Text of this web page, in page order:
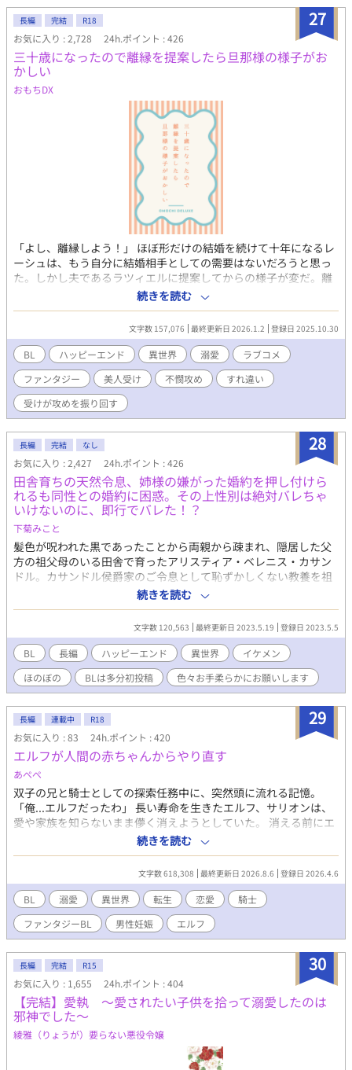
27
長編 完結 R18
お気に入り : 2,728 24h.ポイント : 426
三十歳になったので離縁を提案したら旦那様の様子がお
かしい
おもちDX
「よし、離縁しよう！」 ほぼ形だけの結婚を続けて十年になるレ
ーシュは、もう自分に結婚相手としての需要はないだろうと思っ
た。しかし夫であるラツィエルに提案してからの様子が変だ。離
縁してあげた方が、彼も自由になれると思うのだけど……？ 一方
仕事では国を揺るがす事件の調査が始まり、初めて騎士である夫
とバディを組んで任務につく。ナンパされたり、事件に巻き込ま
れたり。そのたびにレーシュはラツィエルに助けられ、気持ちの
変化が訪れる。 無自覚美人の受けが、愛のない結婚をした攻めと
の関係を見直そうとするドタバタラブコメディ。たまにシリア
ス。 一途な騎士でずっと妻を守ってるけど全く興味を持たれない
不憫な夫×見た目にも他人の評価にも興味なし、周囲を振り回し
ているけど仕事には真面目な妻 ※妊娠出産表現はないですが、子
続きを読む
文字数 157,076 最終更新日 2026.1.2 登録日 2025.10.30
BL ハッピーエンド 異世界 溺愛
ラブコメ
ファンタジー
美人受け 不憫攻め
すれ違い
受けが攻めを振り回す
28
長編 完結 なし
お気に入り : 2,427 24h.ポイント : 426
田舎育ちの天然令息、姉様の嫌がった婚約を押し付けら
れるも同性との婚約に困惑。その上性別は絶対バレちゃ
いけないのに、即行でバレた！？
下菊みこと
髪色が呪われた黒であったことから両親から疎まれ、隠居した父
方の祖父母のいる田舎で育ったアリスティア・ベレニス・カサン
ドル。カサンドル侯爵家のご令息として恥ずかしくない教養を祖
父母の教えの元身につけた…のだが、農作業の手伝いの方が貴族
として過ごすより好き。 そんなアリスティア十八歳に急な婚約が
持ち上がった。アリスティアの双子の姉、アナイス・セレスト・
カサンドル。アリスティアとは違い金の御髪の彼女は侯爵家で大
変かわいがられていた。そんなアナイスに、とある同盟国の公爵
家の当主との婚約が持ちかけられたのだが、アナイスは婿を取っ
てカサンドル家を継ぎたいからと男であるアリスティアに婚約を
押し付けてしまう。アリスティアとアナイスは髪色以外は見た目
がそっくりで、アリスティアは田舎に引っ込んでいたためいけて
しまった。 アリスは自分の性別がバレたらどうなるか、また自分
の呪われた黒を見て相手はどう思うかと心配になった。そして顔
合わせすることになったが、なんと公爵家の執事長に性別が即行
でバレた。 公爵家には公爵と歳の離れた腹違いの弟がいる。前公
爵の正妻との唯一の子である。公爵は、正当な継承権を持つ正妻
の息子があまりにも幼く家を継げないため、妾腹でありながら爵
位を継承したのだ。なので公爵の後を継ぐのはこの弟と決まって
いる。そのため公爵に必要なのは同盟国の有力貴族との縁のみ。
嫁が子供を産む必要はない。 アリスティアが男であることがバレ
たら捨てられると思いきや、公爵の弟に懐かれたアリスティアは
公爵に「家同士の婚姻という事実だけがあれば良い」と言われて
そのまま公爵家で暮らすことになる。 一方婚約者、二十五歳のク
ロヴィス・シリル・ドナシアンは嫁に来たのが男で困惑。しかし
可愛い弟と仲良くなるのが早かったのと弟について黙って結婚し
ようとしていた負い目でアリスティアを追い出す気になれず婚約
を結ぶことに。 これはそんなクロヴィスとアリスティアが少しず
つ近づいていき、本物の夫婦になるまでの記録である。 小説家に
なろう様でも2023年 03月07日 15時11分から投稿しています。
続きを読む
文字数 120,563 最終更新日 2023.5.19 登録日 2023.5.5
BL 長編 ハッピーエンド 異世界
イケメン
ほのぼの
BLは多分初投稿 色々お手柔らかにお願いします
29
長編 連載中 R18
お気に入り : 83 24h.ポイント : 420
エルフが人間の赤ちゃんからやり直す
あぺぺ
双子の兄と騎士としての探索任務中に、突然頭に流れる記憶。
「俺...エルフだったわ」 長い寿命を生きたエルフ、サリオンは、
愛や家族を知らないまま儚く消えようとしていた。 消える前にエ
ルフとしての記憶や能力を封じ込め、人間リオとして生きる決意
をする。 それから成長し、20歳になったリオは、双子として育っ
たヴァルタールと騎士として勤めていた。 ある時、子供の行方不
明事件が起きる。手がかりを追っていく内に、妖精の痕跡に気づ
くリオ。 妖精をきっかけに記憶が蘇り初め、そこから様々な人や
人でない者たちに出会っていく 少しシリアス気味です。妖精も、
明るくカワイイものは全く出てきません。本当は怖い系のものば
かりです。全体として暗くなりやすそうな感じを何とか主人公の
明るさで乗り切ろうとしています。初めての執筆にも関わらず長
編になっています。 ヴァルタールとくっつくのは早いです 誤字や
言葉足らずがあり、細かな修正が公開後もあったりします ＊話自
体はもう折り返してはいるのですが、初めの頃の投稿(特に第一
章、第2章)はまだ執筆に慣れていなくて、表現も文章も粗が多く
て(今も粗は多いんですけど)少しずつ直しています。読み返す度に
身悶えるくらい、稚拙で、ここまで読んでくださった皆さんに、
本当に頭が上がりません。 もう少しかかりますが、ラストに向け
続きを読む
文字数 618,308 最終更新日 2026.8.6 登録日 2026.4.6
BL 溺愛 異世界 転生 恋愛
騎士
ファンタジーBL
男性妊娠 エルフ
30
長編 完結 R15
お気に入り : 1,655 24h.ポイント : 404
【完結】愛執 ～愛されたい子供を拾って溺愛したのは
邪神でした～
綾雅（りょうが）要らない悪役令嬢